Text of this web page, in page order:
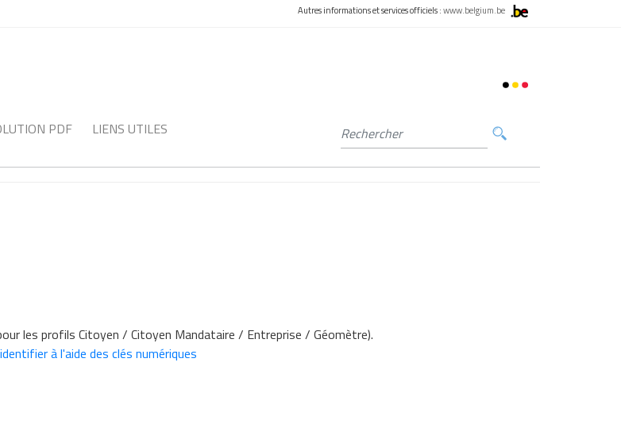
Autres informations et services officiels :www.belgium.be
PDF LIENS UTILES
les profils Citoyen / Citoyen Mandataire / Entreprise / Géomètre).
à l'aide des clés numériques